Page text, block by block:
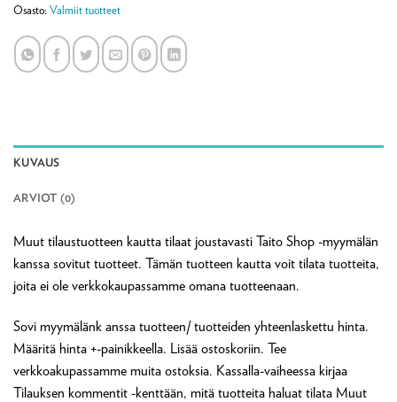
Osasto: Valmiit tuotteet
KUVAUS
ARVIOT (0)
Muut tilaustuotteen kautta tilaat joustavasti Taito Shop -myymälän
kanssa sovitut tuotteet. Tämän tuotteen kautta voit tilata tuotteita,
joita ei ole verkkokaupassamme omana tuotteenaan.
Sovi myymälänk anssa tuotteen/ tuotteiden yhteenlaskettu hinta.
Määritä hinta +-painikkeella. Lisää ostoskoriin. Tee
verkkoakupassamme muita ostoksia. Kassalla-vaiheessa kirjaa
Tilauksen kommentit -kenttään, mitä tuotteita haluat tilata Muut